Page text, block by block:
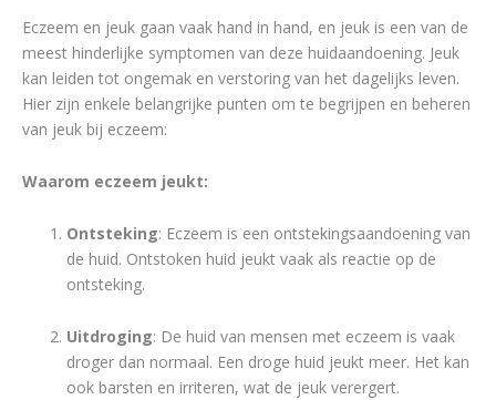
Eczeem en jeuk gaan vaak hand in hand, en jeuk is een van de
meest hinderlijke symptomen van deze huidaandoening. Jeuk
kan leiden tot ongemak en verstoring van het dagelijks leven.
Hier zijn enkele belangrijke punten om te begrijpen en beheren
van jeuk bij eczeem:
Waarom eczeem jeukt:
Ontsteking: Eczeem is een ontstekingsaandoening van
de huid. Ontstoken huid jeukt vaak als reactie op de
ontsteking.
Uitdroging: De huid van mensen met eczeem is vaak
droger dan normaal. Een droge huid jeukt meer. Het kan
ook barsten en irriteren, wat de jeuk verergert.